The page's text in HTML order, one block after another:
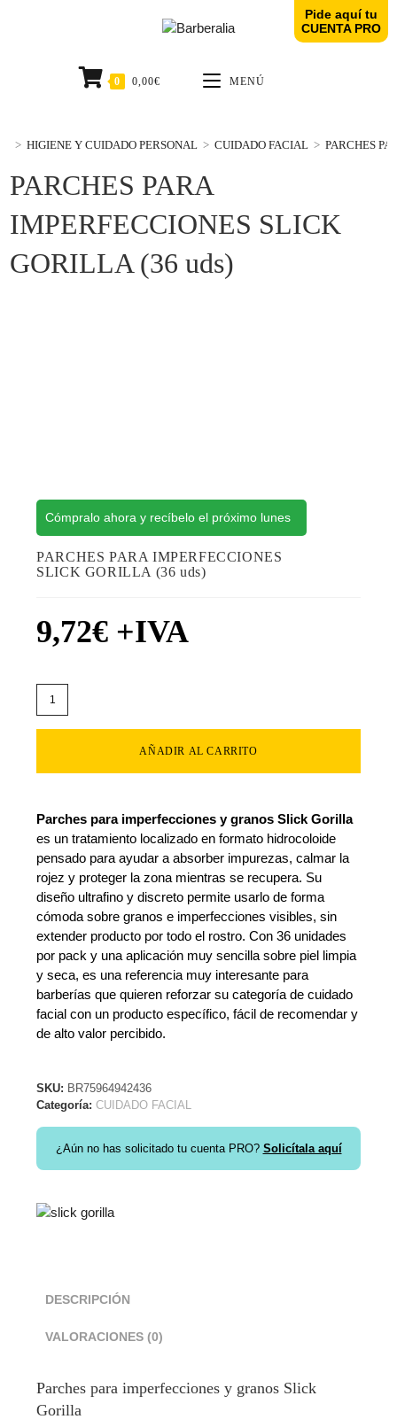
0 0,00€ MENÚ
PARCHES PARA
IMPERFECCIONES SLICK
GORILLA (36 uds)
> HIGIENE Y CUIDADO PERSONAL > CUIDADO FACIAL > PARCHES
Cómpralo ahora y recíbelo el próximo lunes
PARCHES PARA IMPERFECCIONES
SLICK GORILLA (36 uds)
9,72€ +IVA
AÑADIR AL CARRITO
Parches para imperfecciones y granos Slick Gorilla
es un tratamiento localizado en formato hidrocoloide
pensado para ayudar a absorber impurezas, calmar la
rojez y proteger la zona mientras se recupera. Su
diseño ultrafino y discreto permite usarlo de forma
cómoda sobre granos e imperfecciones visibles, sin
extender producto por todo el rostro. Con 36 unidades
por pack y una aplicación muy sencilla sobre piel limpia
y seca, es una referencia muy interesante para
barberías que quieren reforzar su categoría de cuidado
facial con un producto específico, fácil de recomendar y
de alto valor percibido.
SKU: BR75964942436
Categoría:CUIDADO FACIAL
¿Aún no has solicitado tu cuenta PRO? Solicítala aquí
DESCRIPCIÓN
VALORACIONES (0)
Parches para imperfecciones y granos Slick
Gorilla
Pide aquí tu
CUENTA PRO